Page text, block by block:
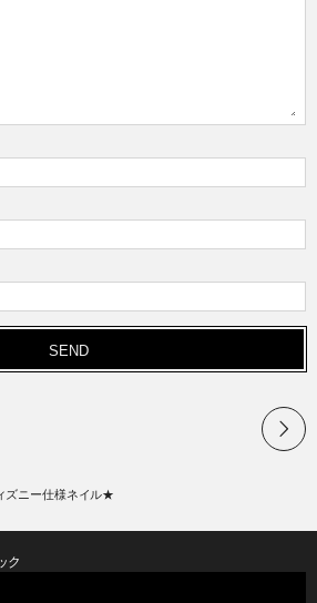
ズニー仕様ネイル★
ク